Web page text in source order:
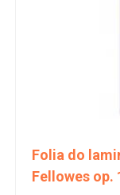
Folia do
Fellowes op.